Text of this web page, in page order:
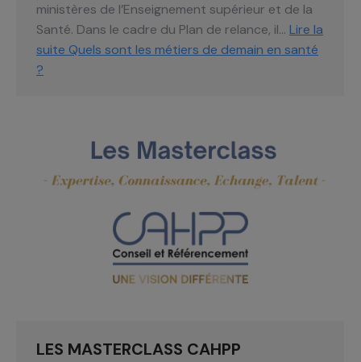
ministères de l’Enseignement supérieur et de la
Santé. Dans le cadre du Plan de relance, il… Lire la
suite Quels sont les métiers de demain en santé
?
LES MASTERCLASS CAHPP